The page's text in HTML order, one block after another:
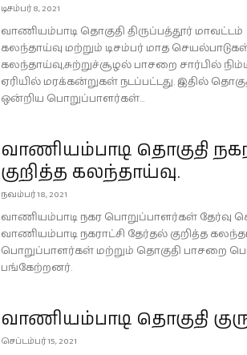
டிசம்பர் 8, 2021
வாணியம்பாடி தொகுதி திருப்பத்தூர்
கலந்தாய்வு மற்றும் டிசம்பர் மாத
கலந்தாய்வு,சுற்றுச்சூழல் பாசறை சார்பில்
ஏரியில் மரக்கன்றுகள் நடப்பட்டது. இதில்
ஒன்றிய பொறுப்பாளர்கள்...
வாணியம்பாடி தொகுதி
குறித்த கலந்தாய்வு.
நவம்பர் 18, 2021
வாணியம்பாடி நகர பொறுப்பாளர்கள் தேர்வு
வாணியம்பாடி நகராட்சி தேர்தல் குறித்த
பொறுப்பாளர்கள் மற்றும் தொகுதி பாசறை
பங்கேற்றனர்.
வாணியம்பாடி தொகுதி
செப்டம்பர் 15, 2021